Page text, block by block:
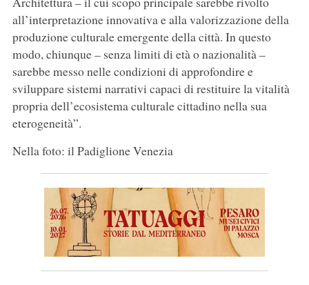
all’interpretazione innovativa e alla valorizzazione della
produzione culturale emergente della città. In questo
modo, chiunque – senza limiti di età o nazionalità –
sarebbe messo nelle condizioni di approfondire e
sviluppare sistemi narrativi capaci di restituire la vitalità
propria dell’ecosistema culturale cittadino nella sua
eterogeneità”.
Nella foto: il Padiglione Venezia